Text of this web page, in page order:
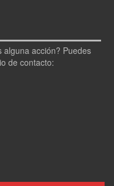
alguna acción? Puedes
de contacto: